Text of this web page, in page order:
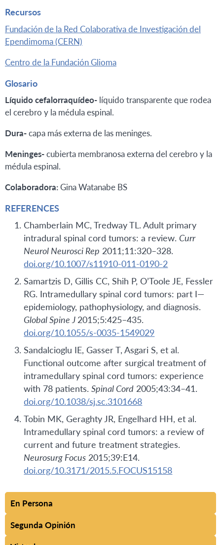
Recursos
Fundación de la Red Colaborativa de Investigación del
Ependimoma (CERN)
Centro de la Fundación Glioma
Glosario
Líquido cefalorraquídeo- líquido transparente que rodea
el cerebro y la médula espinal.
Dura-capa más externa de las meninges.
Meninges-cubierta membranosa externa del cerebro y la
médula espinal.
Colaboradora:Gina Watanabe BS
REFERENCES
Chamberlain MC, Tredway TL. Adult primary
intradural spinal cord tumors: a review. Curr
Neurol Neurosci Rep 2011;11:320–328.
doi.org/10.1007/s11910-011-0190-2
Samartzis D, Gillis CC, Shih P, O’Toole JE, Fessler
RG. Intramedullary spinal cord tumors: part I—
epidemiology, pathophysiology, and diagnosis.
Global Spine J 2015;5:425–435.
doi.org/10.1055/s-0035-1549029
Sandalcioglu IE, Gasser T, Asgari S, et al.
Functional outcome after surgical treatment of
intramedullary spinal cord tumors: experience
with 78 patients.Spinal Cord 2005;43:34–41.
doi.org/10.1038/sj.sc.3101668
Tobin MK, Geraghty JR, Engelhard HH, et al.
Intramedullary spinal cord tumors: a review of
current and future treatment strategies.
Neurosurg Focus 2015;39:E14.
doi.org/10.3171/2015.5.FOCUS15158
En Persona
Segunda Opinión